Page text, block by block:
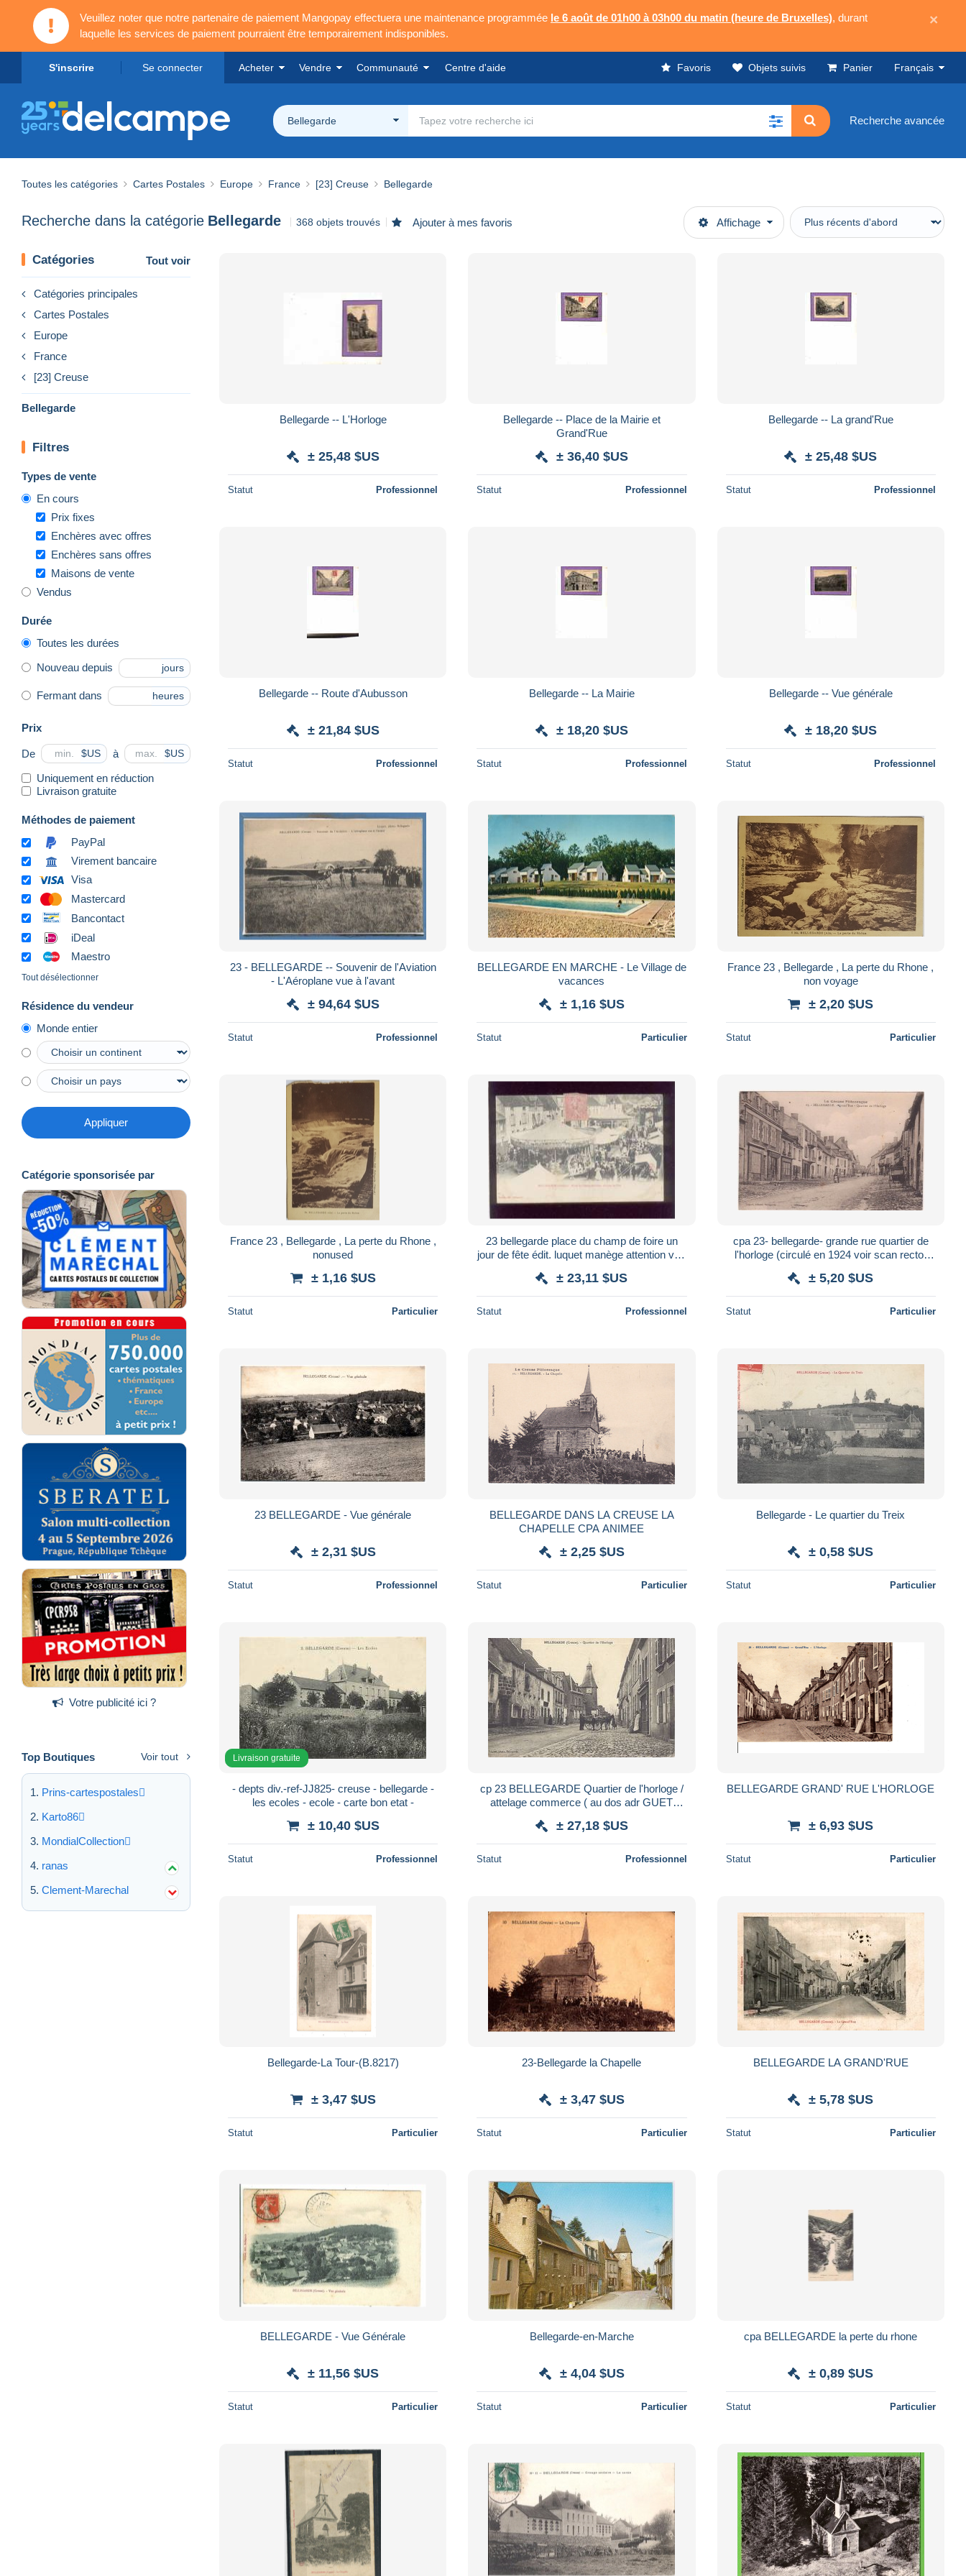
Veuillez noter que notre partenaire de paiement Mangopay effectuera une maintenance programmée le 6 août de 01h00 à 03h00 du matin (heure de Bruxelles), durant
laquelle les services de paiement pourraient être temporairement indisponibles.
×
S'inscrire Se connecter Acheter Vendre Communauté Centre d'aide Favoris Objets suivis Panier Français
Bellegarde Recherche avancée
Toutes les catégories Cartes Postales Europe France [23] Creuse Bellegarde
Recherche dans la catégorie Bellegarde 368 objets trouvés Ajouter à mes favoris Affichage
Catégories Tout voir
Catégories principales
Cartes Postales
Europe
France
[23] Creuse
Bellegarde
Filtres
Types de vente
En cours
Prix fixes
Enchères avec offres
Enchères sans offres
Maisons de vente
Vendus
Durée
Toutes les durées
Nouveau depuis jours
Fermant dans heures
Prix
De $US à $US
Uniquement en réduction
Livraison gratuite
Méthodes de paiement
PayPal
Virement bancaire
Visa
Mastercard
Bancontact
iDeal
Maestro
Tout désélectionner
Résidence du vendeur
Monde entier
Appliquer
Catégorie sponsorisée par
Votre publicité ici ?
Top Boutiques Voir tout
Prins-cartespostales
Karto86
MondialCollection
ranas
Clement-Marechal
Bellegarde -- L'Horloge
± 25,48 $US
Statut Professionnel
Bellegarde -- Place de la Mairie et
Grand'Rue
± 36,40 $US
Statut Professionnel
Bellegarde -- La grand'Rue
± 25,48 $US
Statut Professionnel
Bellegarde -- Route d'Aubusson
± 21,84 $US
Statut Professionnel
Bellegarde -- La Mairie
± 18,20 $US
Statut Professionnel
Bellegarde -- Vue générale
± 18,20 $US
Statut Professionnel
23 - BELLEGARDE -- Souvenir de l'Aviation
- L'Aéroplane vue à l'avant
± 94,64 $US
Statut Professionnel
BELLEGARDE EN MARCHE - Le Village de
vacances
± 1,16 $US
Statut Particulier
France 23 , Bellegarde , La perte du Rhone ,
non voyage
± 2,20 $US
Statut Particulier
France 23 , Bellegarde , La perte du Rhone ,
nonused
± 1,16 $US
Statut Particulier
23 bellegarde place du champ de foire un
jour de fête édit. luquet manège attention voir
± 23,11 $US
Statut Professionnel
cpa 23- bellegarde- grande rue quartier de
l'horloge (circulé en 1924 voir scan recto-
± 5,20 $US
Statut Particulier
23 BELLEGARDE - Vue générale
± 2,31 $US
Statut Professionnel
BELLEGARDE DANS LA CREUSE LA
CHAPELLE CPA ANIMEE
± 2,25 $US
Statut Particulier
Bellegarde - Le quartier du Treix
± 0,58 $US
Statut Particulier
Livraison gratuite
- depts div.-ref-JJ825- creuse - bellegarde -
les ecoles - ecole - carte bon etat -
± 10,40 $US
Statut Professionnel
cp 23 BELLEGARDE Quartier de l'horloge /
attelage commerce ( au dos adr GUET
Delage )
± 27,18 $US
Statut Professionnel
BELLEGARDE GRAND' RUE L'HORLOGE
± 6,93 $US
Statut Particulier
Bellegarde-La Tour-(B.8217)
± 3,47 $US
Statut Particulier
23-Bellegarde la Chapelle
± 3,47 $US
Statut Particulier
BELLEGARDE LA GRAND'RUE
± 5,78 $US
Statut Particulier
BELLEGARDE - Vue Générale
± 11,56 $US
Statut Particulier
Bellegarde-en-Marche
± 4,04 $US
Statut Particulier
cpa BELLEGARDE la perte du rhone
± 0,89 $US
Statut Particulier